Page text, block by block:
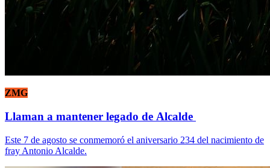
ZMG
Llaman a mantener legado de Alcalde
Este 7 de agosto se conmemoró el aniversario 234 del nacimiento de
fray Antonio Alcalde.